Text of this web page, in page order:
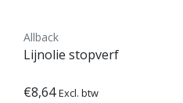
Allback
Lijnolie stopverf
€8,64 Excl. btw